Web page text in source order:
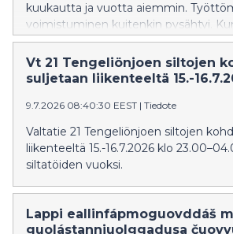
kuukautta ja vuotta aiemmin.
voimistuminen kuitenkin pysähtyi.
työttömyydessä ovat edelleen
Palveluihin osallistuvien määrä kasvoi
verrattuna.
Vt 21 Tengeliönjoen siltojen
suljetaan liikenteeltä 15.-
9.7.2026 08:40:30 EEST | Tiedote
Valtatie 21 Tengeliönjoen siltojen
liikenteeltä 15.-16.7.2026 klo
siltatöiden vuoksi.
Lappi eallinfápmoguovddáš
guolástannjuolggadusa